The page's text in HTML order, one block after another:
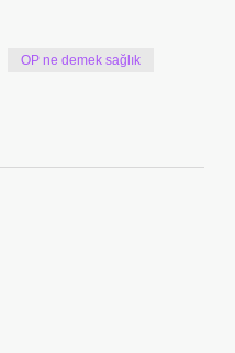
OP ne demek sağlık